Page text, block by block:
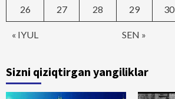
« IYUL SEN »
26 27 28 29 30
Sizni qiziqtirgan yangiliklar